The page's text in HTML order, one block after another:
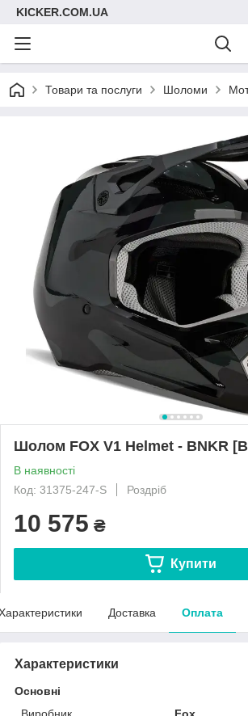
KICKER.COM.UA
Товари та послуги Шоломи
Шолом FOX V1 Helmet - BNKR
В наявності
Код: 31375-247-S
Роздріб
10 575 ₴
Купити
Доставка Оплата
Характеристики
Основні
Виробник
Fox